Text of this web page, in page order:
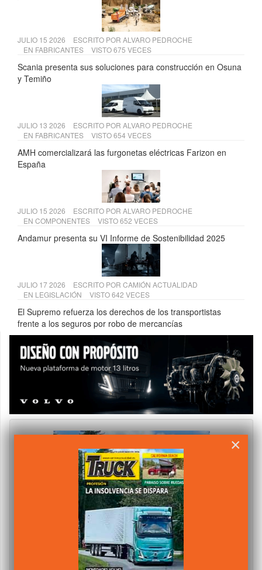
JULIO 15 2026 ESCRITO POR ALVARO PEDROCHE
EN FABRICANTES VISTO 675 VECES
Scania presenta sus soluciones para construcción en Osuna
y Temiño
JULIO 13 2026 ESCRITO POR ALVARO PEDROCHE
EN FABRICANTES VISTO 654 VECES
AMH comercializará las furgonetas eléctricas Farizon en
España
JULIO 15 2026 ESCRITO POR ALVARO PEDROCHE
EN COMPONENTES VISTO 652 VECES
Andamur presenta su VI Informe de Sostenibilidad 2025
JULIO 17 2026 ESCRITO POR CAMIÓN ACTUALIDAD
EN LEGISLACIÓN VISTO 642 VECES
El Supremo refuerza los derechos de los transportistas
frente a los seguros por robo de mercancías
×